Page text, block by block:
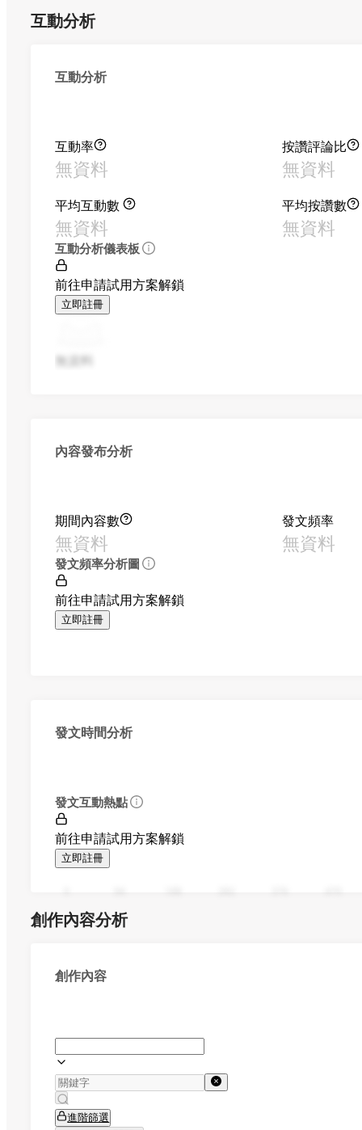
互動分析
互動分析
互動率
無資料
按讚評論比
無資料
平均互動數
無資料
平均按讚數
無資料
互動分析儀表板
前往申請試用方案解鎖
立即註冊
無資料
內容發布分析
期間內容數
無資料
發文頻率
無資料
發文頻率分析圖
前往申請試用方案解鎖
立即註冊
發文時間分析
發文互動熱點
前往申請試用方案解鎖
立即註冊
創作內容分析
創作內容
進階篩選